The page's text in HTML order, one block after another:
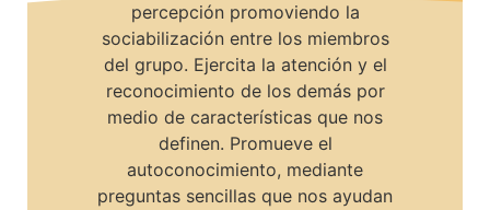
percepción promoviendo la
sociabilización entre los miembros
del grupo. Ejercita la atención y el
reconocimiento de los demás por
medio de características que nos
definen. Promueve el
autoconocimiento, mediante
preguntas sencillas que nos ayudan